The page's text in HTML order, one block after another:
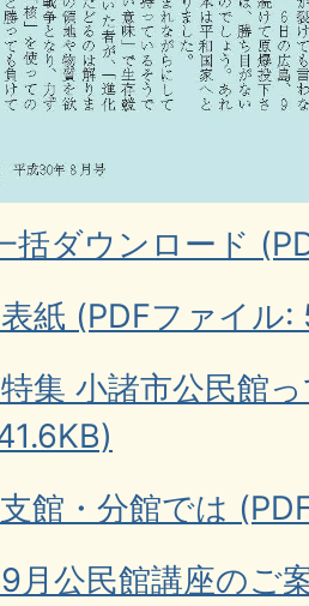
括ダウンロード
紙 (PDFファイル
集 小諸市公民館
館・分館では
月公民館講座のご